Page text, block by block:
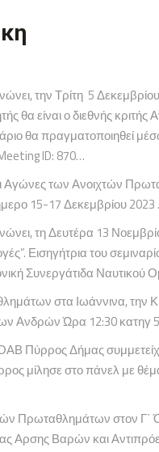
την Τρίτη 5
ο διεθνής κριτής
θα
ID: 870…
Αγώνες των Ανοιχτών
15-17 Δεκεμβρίου 2023
τη Δευτέρα 13
Εισηγήτρια του
Συνεργάτιδα
στα Ιωάννινα, την
Ανδρών Ώρα 12:30 κατηγ
Πύρρος Δήμας
μίλησε στο πάνελ με
Πρωταθλημάτων στον
Αρσης Βαρών και